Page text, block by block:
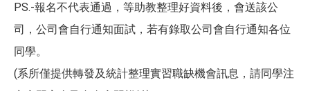
PS.-報名不代表通過，等助教整理好資料後，會送該公
司，公司會自行通知面試，若有錄取公司會自行通知各位
同學。
(系所僅提供轉發及統計整理實習職缺機會訊息，請同學注